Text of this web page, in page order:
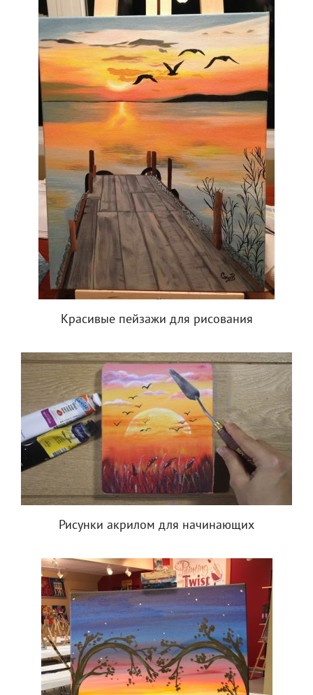
Красивые пейзажи для рисования
Рисунки акрилом для начинающих